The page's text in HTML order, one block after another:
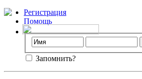
Регистрация
Помощь
Запомнить?